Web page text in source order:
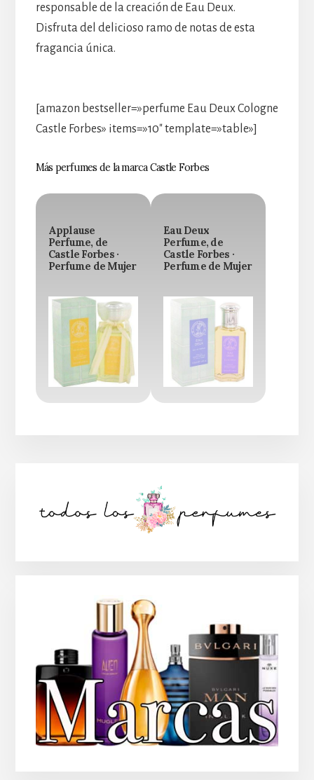
responsable de la creación de Eau Deux.
Disfruta del delicioso ramo de notas de esta
fragancia única.
[amazon bestseller=»perfume Eau Deux Cologne
Castle Forbes» items=»10″ template=»table»]
Más perfumes de la marca Castle Forbes
Applause
Perfume, de
Castle Forbes ·
Perfume de Mujer
Eau Deux
Perfume, de
Castle Forbes ·
Perfume de Mujer
lateral